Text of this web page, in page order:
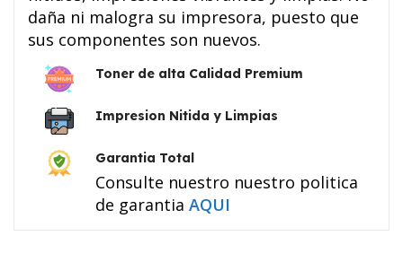
daña ni malogra su impresora, puesto que
sus componentes son nuevos.
Toner de alta Calidad Premium
Impresion Nitida y Limpias
Garantia Total
Consulte nuestro nuestro politica
de garantia AQUI